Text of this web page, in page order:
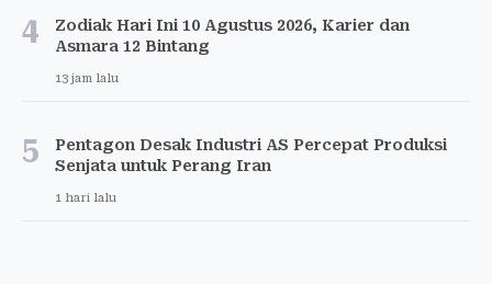
4
Zodiak Hari Ini 10 Agustus 2026, Karier dan
Asmara 12 Bintang
13 jam lalu
5
Pentagon Desak Industri AS Percepat Produksi
Senjata untuk Perang Iran
1 hari lalu